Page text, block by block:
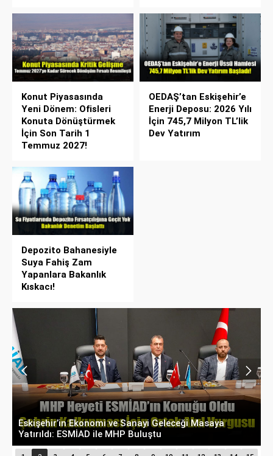
Konut Piyasasında
Yeni Dönem: Ofisleri
Konuta Dönüştürmek
İçin Son Tarih 1
Temmuz 2027!
OEDAŞ’tan Eskişehir’e
Enerji Deposu: 2026 Yılı
İçin 745,7 Milyon TL’lik
Dev Yatırım
Depozito Bahanesiyle
Suya Fahiş Zam
Yapanlara Bakanlık
Kıskacı!
Belçika’dan Eskişehir’e Ticaret Köprüsü: Belediye
Başkanı Emir Kır MÜSİAD’ı Ziyaret Etti